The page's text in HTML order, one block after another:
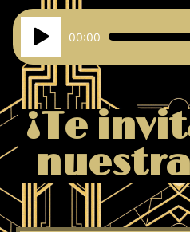
Reproductor
de
audio
00:00
¡Te